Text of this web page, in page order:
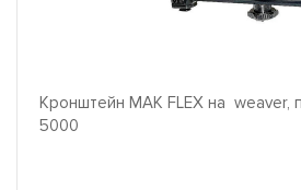
Кронштейн МАК FLEX на weaver,
5000